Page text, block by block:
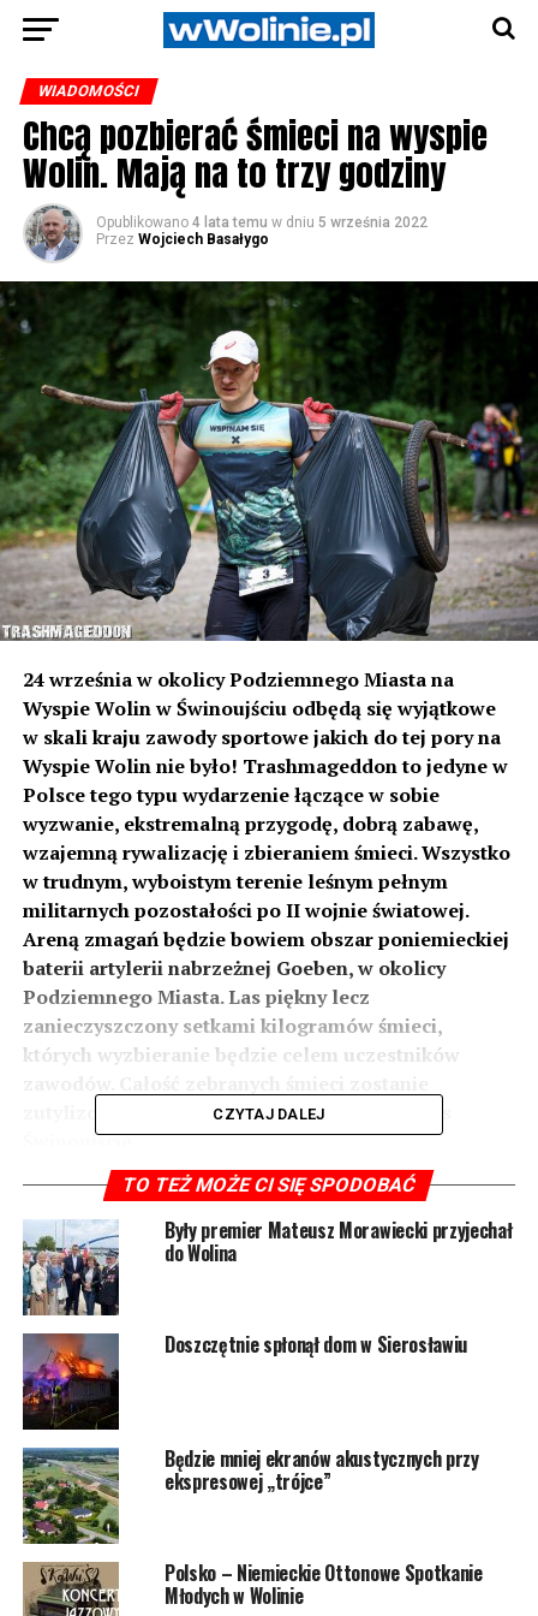
WIADOMOŚCI
Chcą pozbierać śmieci na wyspie
Wolin. Mają na to trzy godziny
Opublikowano 4 lata temu w dniu 5 września 2022
Przez Wojciech Basałygo
24 września w okolicy Podziemnego Miasta na
Wyspie Wolin w Świnoujściu odbędą się wyjątkowe
w skali kraju zawody sportowe jakich do tej pory na
Wyspie Wolin nie było! Trashmageddon to jedyne w
Polsce tego typu wydarzenie łączące w sobie
wyzwanie, ekstremalną przygodę, dobrą zabawę,
wzajemną rywalizację i zbieraniem śmieci. Wszystko
w trudnym, wyboistym terenie leśnym pełnym
militarnych pozostałości po II wojnie światowej.
Areną zmagań będzie bowiem obszar poniemieckiej
baterii artylerii nabrzeżnej Goeben, w okolicy
Podziemnego Miasta. Las piękny lecz
zanieczyszczony setkami kilogramów śmieci,
których wyzbieranie będzie celem uczestników
zutylizowana dzięki wsparciu firmy Remondis
Świnoujście.
W Trashmageddonie nie liczy się czas, ani to czy ktoś
CZYTAJ DALEJ
TO TEŻ MOŻE CI SIĘ SPODOBAĆ
Były premier Mateusz Morawiecki przyjechał
do Wolina
Doszczętnie spłonął dom w Sierosławiu
Będzie mniej ekranów akustycznych przy
ekspresowej „trójce”
Polsko – Niemieckie Ottonowe Spotkanie
Młodych w Wolinie